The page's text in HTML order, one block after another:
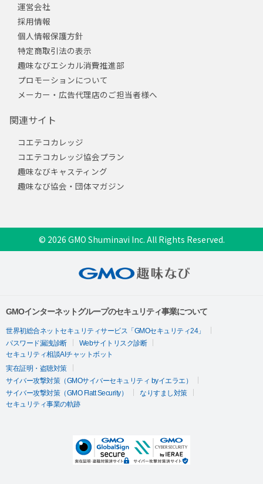
運営会社
採用情報
個人情報保護方針
特定商取引法の表示
趣味なびエシカル消費推進部
プロモーションについて
メーカー・広告代理店のご担当者様へ
関連サイト
コエテコカレッジ
コエテコカレッジ協会プラン
趣味なびキャスティング
趣味なび協会・団体マガジン
© 2026 GMO Shuminavi Inc. All Rights Reserved.